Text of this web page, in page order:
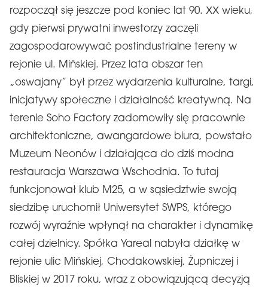
rozpoczął się jeszcze pod koniec lat 90. XX wieku,
gdy pierwsi prywatni inwestorzy zaczęli
zagospodarowywać postindustrialne tereny w
rejonie ul. Mińskiej. Przez lata obszar ten
„oswajany” był przez wydarzenia kulturalne, targi,
inicjatywy społeczne i działalność kreatywną. Na
terenie Soho Factory zadomowiły się pracownie
architektoniczne, awangardowe biura, powstało
Muzeum Neonów i działająca do dziś modna
restauracja Warszawa Wschodnia. To tutaj
funkcjonował klub M25, a w sąsiedztwie swoją
siedzibę uruchomił Uniwersytet SWPS, którego
rozwój wyraźnie wpłynął na charakter i dynamikę
całej dzielnicy. Spółka Yareal nabyła działkę w
rejonie ulic Mińskiej, Chodakowskiej, Żupniczej i
Bliskiej w 2017 roku, wraz z obowiązującą decyzją